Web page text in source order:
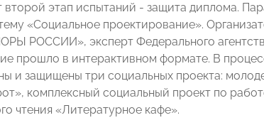
второй этап испытаний - защита диплома.
«Социальное проектирование».
РОССИИ», эксперт Федерального
прошло в интерактивном формате. В
и защищены три социальных проекта:
комплексный социальный проект по
чтения «Литературное кафе».